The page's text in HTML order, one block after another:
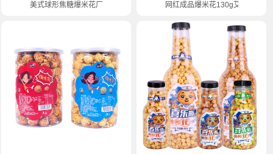
网红成品爆米花130g艾尔发奶油
美式球形焦糖爆米花厂家整箱批发